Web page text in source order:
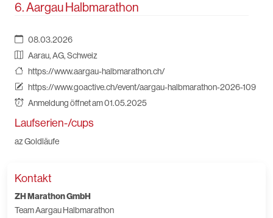
6. Aargau Halbmarathon
08.03.2026
Aarau, AG, Schweiz
https://www.aargau-halbmarathon.ch/
https://www.goactive.ch/event/aargau-halbmarathon-2026-109
Anmeldung öffnet am 01.05.2025
Laufserien-/cups
az Goldläufe
Kontakt
ZH Marathon GmbH
Team Aargau Halbmarathon